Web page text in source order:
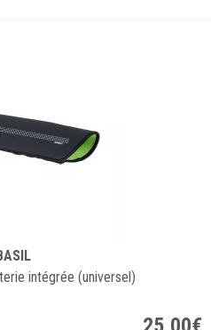
intégrée (universel)